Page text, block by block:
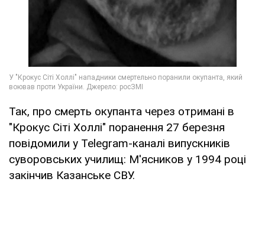
Так, про смерть окупанта через отримані в
"Крокус Сіті Холлі" поранення 27 березня
повідомили у Telegram-каналі випускників
суворовських училищ: М'ясников у 1994 році
закінчив Казанське СВУ.